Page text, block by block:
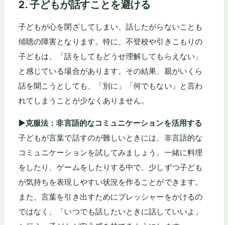
2. 子どもが話すことを避ける
子どもが心を閉ざしてしまい、話したがらないことも
傾聴の障害となります。特に、不登校や引きこもりの
子どもは、「話をしてもどうせ理解してもらえない」
と感じている場合があります。その結果、親がいくら
話を聞こうとしても、「別に」「何でもない」と言わ
れてしまうことが少なくありません。
▶克服法：非言語的なコミュニケーションを活用する
子どもが言葉で話すのが難しいときには、非言語的な
コミュニケーションを試してみましょう。一緒に料理
をしたり、ゲームをしたりする中で、少しずつ子ども
が気持ちを表現しやすい状況を作ることができます。
また、言葉を引き出すためにプレッシャーをかけるの
ではなく、「いつでも話したいときに話していいよ」